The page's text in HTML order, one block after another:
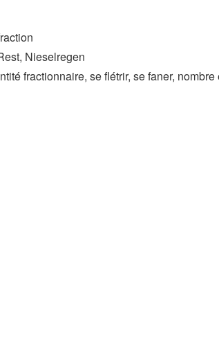
Nieselregen
fractionnaire, se flétrir, se faner,